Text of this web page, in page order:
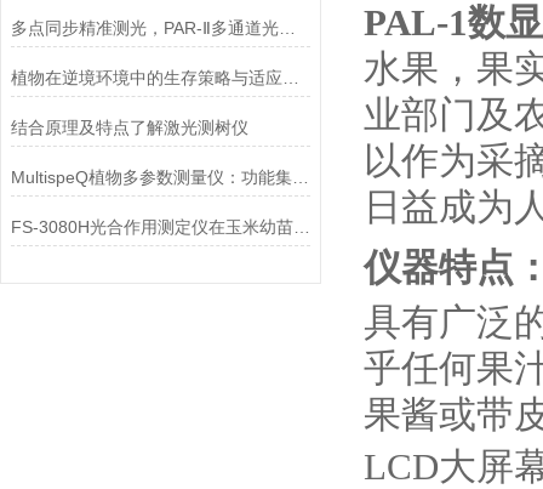
多点同步精准测光，PAR-Ⅱ多通道光合有效辐射记录仪助力科研与精准农业升级
结合原理及特点了解激光测树仪
MultispeQ植物多参数测量仪：功能集成与科研应用
FS-3080H光合作用测定仪在玉米幼苗光响应曲线测定中的应用案例
PAL-1数
水果，果
业部门及
以作为采
日益成为
仪器特点
具有广泛
乎任何果
果酱或带
LCD大屏